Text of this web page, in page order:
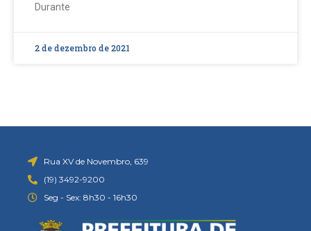
Durante
2 de dezembro de 2021
Rua XV de Novembro, 639
(19) 3492-9200
Seg - Sex: 8h30 - 16h30